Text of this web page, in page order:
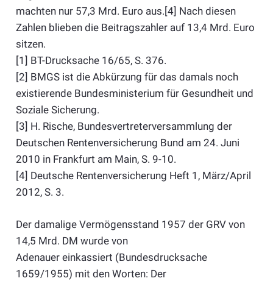
machten nur 57,3 Mrd. Euro aus.[4] Nach diesen
Zahlen blieben die Beitragszahler auf 13,4 Mrd. Euro
sitzen.
[1] BT-Drucksache 16/65, S. 376.
[2] BMGS ist die Abkürzung für das damals noch
existierende Bundesministerium für Gesundheit und
Soziale Sicherung.
[3] H. Rische, Bundesvertreterversammlung der
Deutschen Rentenversicherung Bund am 24. Juni
2010 in Frankfurt am Main, S. 9-10.
[4] Deutsche Rentenversicherung Heft 1, März/April
2012, S. 3.
Der damalige Vermögensstand 1957 der GRV von
14,5 Mrd. DM wurde von
Adenauer einkassiert (Bundesdrucksache
1659/1955) mit den Worten: Der